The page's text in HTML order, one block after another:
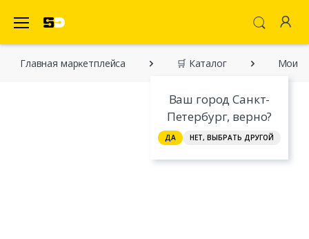
Ваш город Санкт-
Петербург, верно?
ДА НЕТ, ВЫБРАТЬ ДРУГОЙ
Главная марĸетплейса 🛒 Каталог Мои